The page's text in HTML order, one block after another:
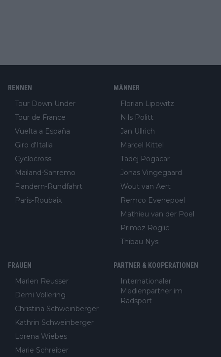
RENNEN
Tour Down Under
Tour de France
Vuelta a España
Giro d'Italia
Cyclocross
Mailand-Sanremo
Flandern-Rundfahrt
Paris-Roubaix
MÄNNER
Florian Lipowitz
Nils Politt
Jan Ullrich
Marcel Kittel
Tadej Pogacar
Jonas Vingegaard
Wout van Aert
Remco Evenepoel
Mathieu van der Poel
Primoz Roglic
Thibau Nys
FRAUEN
Marlen Reusser
Demi Vollering
Christina Schweinberger
Kathrin Schweinberger
Lorena Wiebes
Marie Schreiber
PARTNER & KOOPERATIONEN
Internationaler
Medienpartner im
Radsport